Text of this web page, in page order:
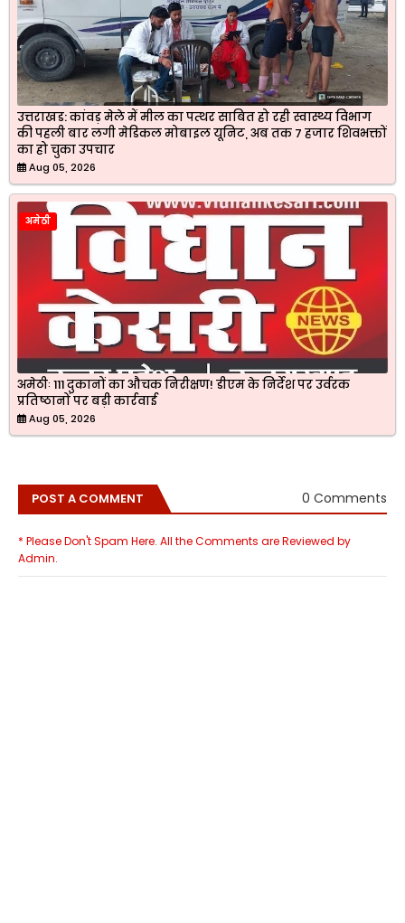
उत्तराखड: कांवड़ मेले में मील का पत्थर साबित हो रही स्वास्थ्य विभाग
की पहली बार लगी मेडिकल मोबाइल यूनिट, अब तक 7 हजार शिवभक्तों
का हो चुका उपचार
Aug 05, 2026
अमेठी
अमेठीः 111 दुकानों का औचक निरीक्षण! डीएम के निर्देश पर उर्वरक
प्रतिष्ठानों पर बड़ी कार्रवाई
Aug 05, 2026
POST A COMMENT 0 Comments
* Please Don't Spam Here. All the Comments are Reviewed by
Admin.